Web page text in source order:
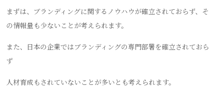
まずは、ブランディングに関するノウハウが確立されておらず、そ
の情報量も少ないことが考えられます。
また、日本の企業ではブランディングの専門部署を確立されておら
ず
人材育成もされていないことが多いとも考えられます。